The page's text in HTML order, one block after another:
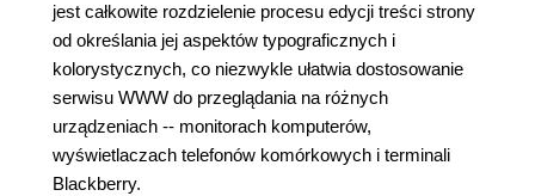
jest całkowite rozdzielenie procesu edycji treści strony
od określania jej aspektów typograficznych i
kolorystycznych, co niezwykle ułatwia dostosowanie
serwisu WWW do przeglądania na różnych
urządzeniach -- monitorach komputerów,
wyświetlaczach telefonów komórkowych i terminali
Blackberry.